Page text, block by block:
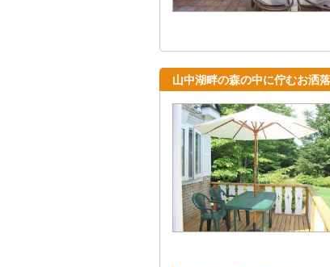
山中湖畔の森の中に佇むお洒